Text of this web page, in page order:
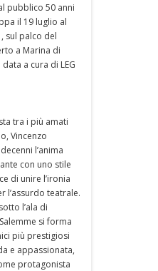
pubblico 50 anni
il 19 luglio al
sul palco del
a Marina di
a cura di LEG
tra i più amati
Vincenzo
l’anima
con uno stile
di unire l’ironia
l’assurdo teatrale.
l’ala di
si forma
più prestigiosi
e appassionata,
protagonista